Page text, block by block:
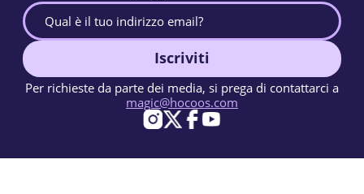
Iscriviti
Per richieste da parte dei media, si prega di contattarci a
magic@hocoos.com